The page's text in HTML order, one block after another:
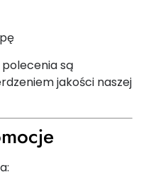
są
jakości naszej